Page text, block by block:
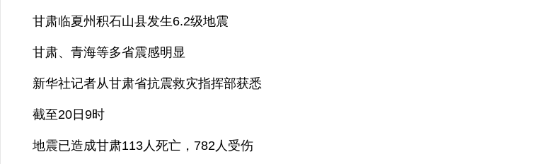
甘肃临夏州积石山县发生6.2级地震
甘肃、青海等多省震感明显
新华社记者从甘肃省抗震救灾指挥部获悉
截至20日9时
地震已造成甘肃113人死亡，782人受伤